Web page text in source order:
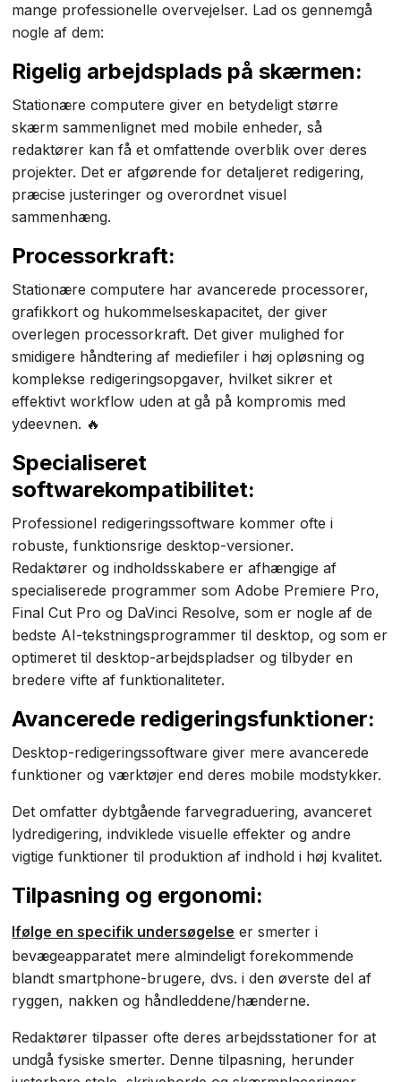
mange professionelle overvejelser. Lad os gennemgå
nogle af dem:
Rigelig arbejdsplads på skærmen:
Stationære computere giver en betydeligt større
skærm sammenlignet med mobile enheder, så
redaktører kan få et omfattende overblik over deres
projekter. Det er afgørende for detaljeret redigering,
præcise justeringer og overordnet visuel
sammenhæng.
Processorkraft:
Stationære computere har avancerede processorer,
grafikkort og hukommelseskapacitet, der giver
overlegen processorkraft. Det giver mulighed for
smidigere håndtering af mediefiler i høj opløsning og
komplekse redigeringsopgaver, hvilket sikrer et
effektivt workflow uden at gå på kompromis med
ydeevnen. 🔥
Specialiseret
softwarekompatibilitet:
Professionel redigeringssoftware kommer ofte i
robuste, funktionsrige desktop-versioner.
Redaktører og indholdsskabere er afhængige af
specialiserede programmer som Adobe Premiere Pro,
Final Cut Pro og DaVinci Resolve, som er nogle af de
bedste AI-tekstningsprogrammer til desktop, og som er
optimeret til desktop-arbejdspladser og tilbyder en
bredere vifte af funktionaliteter.
Avancerede redigeringsfunktioner:
Desktop-redigeringssoftware giver mere avancerede
funktioner og værktøjer end deres mobile modstykker.
Det omfatter dybtgående farvegraduering, avanceret
lydredigering, indviklede visuelle effekter og andre
vigtige funktioner til produktion af indhold i høj kvalitet.
Tilpasning og ergonomi:
Ifølge en specifik undersøgelse er smerter i
bevægeapparatet mere almindeligt forekommende
blandt smartphone-brugere, dvs. i den øverste del af
ryggen, nakken og håndleddene/hænderne.
Redaktører tilpasser ofte deres arbejdsstationer for at
undgå fysiske smerter. Denne tilpasning, herunder